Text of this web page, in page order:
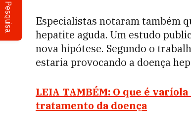
Pesquisa
Especialistas notaram também
hepatite aguda. Um estudo
nova hipótese. Segundo o
estaria provocando a doença
LEIA TAMBÉM: O que é
tratamento da doença